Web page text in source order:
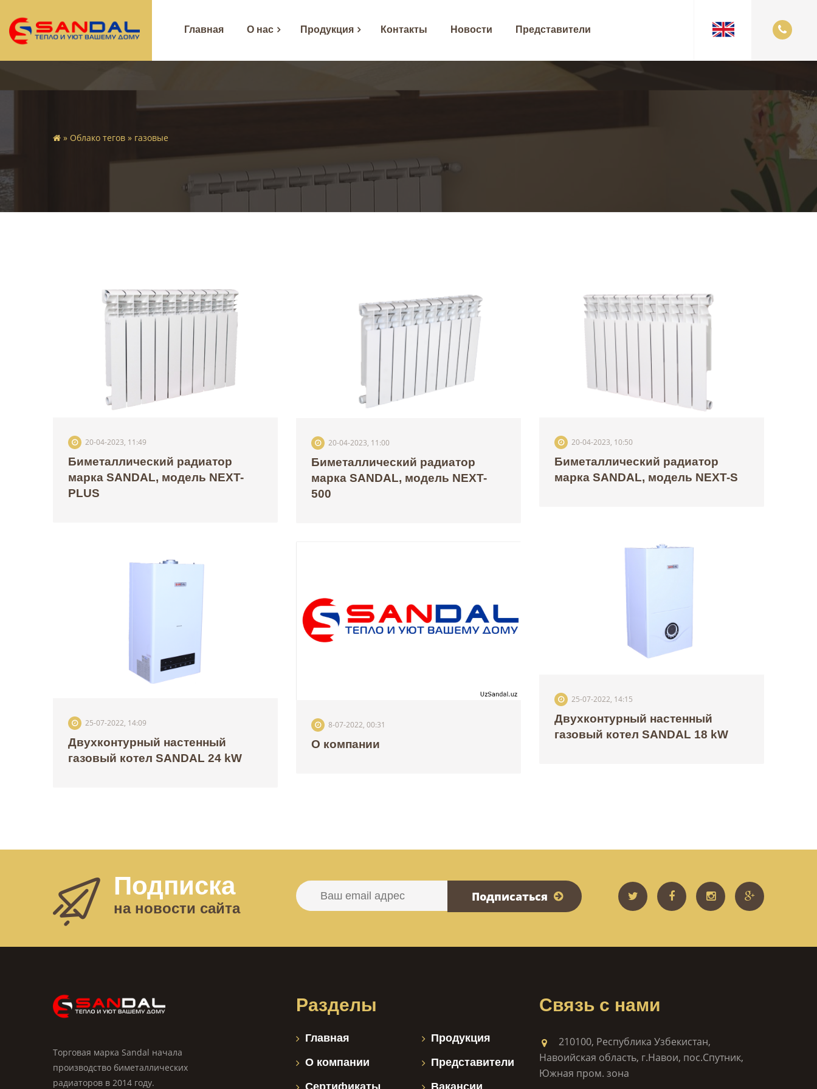
Главная О нас Продукция Контакты Новости Представители
» Облако тегов » газовые
20-04-2023, 11:49
Биметаллический радиатор
марка SANDAL, модель NEXT-
PLUS
20-04-2023, 11:00
Биметаллический радиатор
марка SANDAL, модель NEXT-
500
20-04-2023, 10:50
Биметаллический радиатор
марка SANDAL, модель NEXT-S
25-07-2022, 14:15
Двухконтурный настенный
газовый котел SANDAL 18 kW
25-07-2022, 14:09
Двухконтурный настенный
газовый котел SANDAL 24 kW
8-07-2022, 00:31
О компании
Подписка
на новости сайта
Подписаться
Торговая марка Sandal начала
производство биметаллических
радиаторов в 2014 году.
Разделы
Главная
О компании
Продукция
Представители
Связь с нами
210100, Республика Узбекистан,
Навоийская область, г.Навои, пос.Спутник,
Южная пром. зона